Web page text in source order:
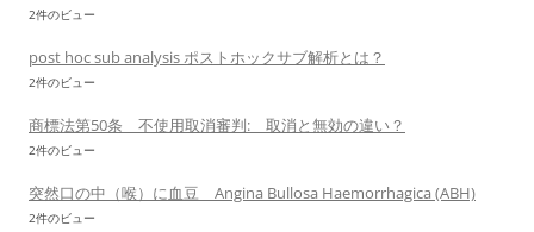
2件のビュー
post hoc sub analysis ポストホックサブ解析とは？
2件のビュー
商標法第50条 不使用取消審判: 取消と無効の違い？
2件のビュー
突然口の中（喉）に血豆 Angina Bullosa Haemorrhagica (ABH)
2件のビュー